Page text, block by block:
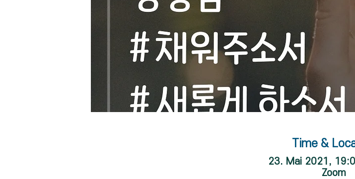
Time &
23. Mai 2021,
Zoom